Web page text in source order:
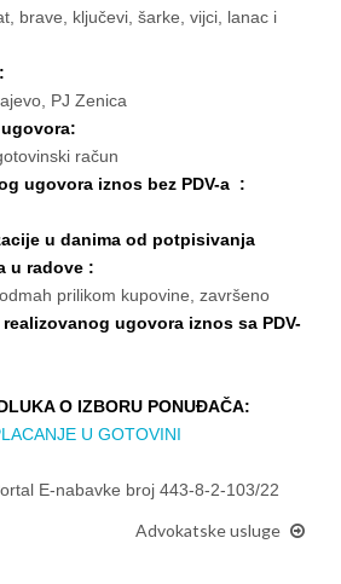
brave, ključevi, šarke, vijci, lanac i
PJ Zenica
račun
ugovora iznos bez PDV-a :
u danima od potpisivanja
u radove :
prilikom kupovine, završeno
ugovora iznos sa PDV-
O IZBORU PONUĐAČA:
U GOTOVINI
E-nabavke broj 443-8-2-103/22
Advokatske usluge